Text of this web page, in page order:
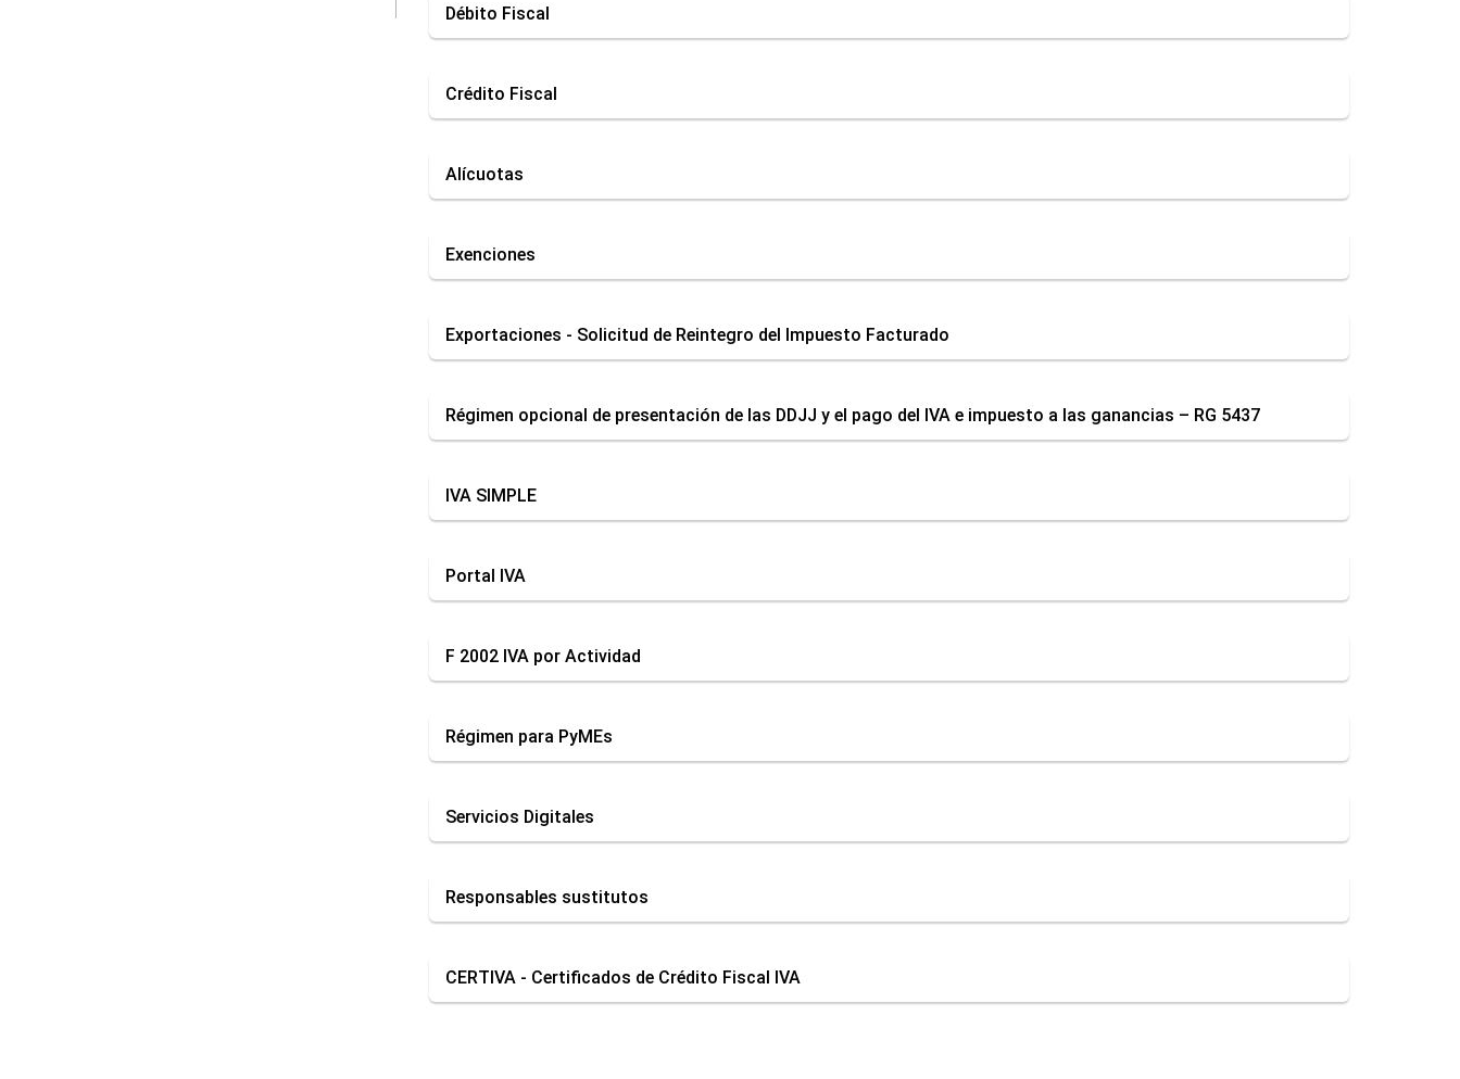
Débito Fiscal
Crédito Fiscal
Alícuotas
Exenciones
Exportaciones - Solicitud de Reintegro del Impuesto Facturado
Régimen opcional de presentación de las DDJJ y el pago del IVA e impuesto a las ganancias – RG 5437
IVA SIMPLE
Portal IVA
F 2002 IVA por Actividad
Régimen para PyMEs
Servicios Digitales
Responsables sustitutos
CERTIVA - Certificados de Crédito Fiscal IVA